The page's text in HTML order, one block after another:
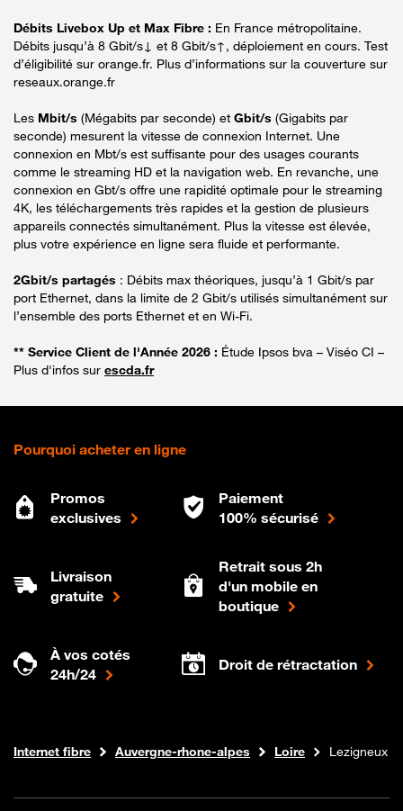
Débits Livebox Up et Max Fibre : En France métropolitaine.
Débits jusqu’à 8 Gbit/s↓ et 8 Gbit/s↑, déploiement en cours. Test
d’éligibilité sur orange.fr. Plus d’informations sur la couverture sur
reseaux.orange.fr
Les Mbit/s (Mégabits par seconde) et Gbit/s (Gigabits par
seconde) mesurent la vitesse de connexion Internet. Une
connexion en Mbt/s est suffisante pour des usages courants
comme le streaming HD et la navigation web. En revanche, une
connexion en Gbt/s offre une rapidité optimale pour le streaming
4K, les téléchargements très rapides et la gestion de plusieurs
appareils connectés simultanément. Plus la vitesse est élevée,
plus votre expérience en ligne sera fluide et performante.
2Gbit/s partagés : Débits max théoriques, jusqu’à 1 Gbit/s par
port Ethernet, dans la limite de 2 Gbit/s utilisés simultanément sur
l’ensemble des ports Ethernet et en Wi-Fi.
** Service Client de l'Année 2026 : Étude Ipsos bva – Viséo CI –
Plus d'infos sur escda.fr
Pourquoi acheter en ligne
Promos
exclusives
Paiement
100% sécurisé
Livraison
gratuite
Retrait sous 2h
d'un mobile en
boutique
À vos cotés
24h/24
Droit de rétractation
Boutique Orange
Internet fibre Auvergne-rhone-alpes Loire Lezigneux